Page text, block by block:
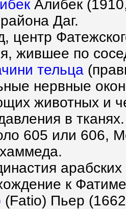
Алибек
Даг.
центр
жившее по
тельца
нервные
животных и
в тканях.
605 или 606,
к
(Fatio) Пьер